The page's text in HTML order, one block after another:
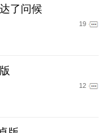
了问候
19
12